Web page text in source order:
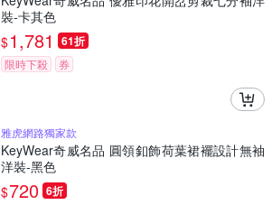
裝-卡其色
$1,781 61折
限時下殺 券
雅虎網路獨家款
KeyWear奇威名品 圓領釦飾荷葉裙襬設計無袖
洋裝-黑色
$720 6折